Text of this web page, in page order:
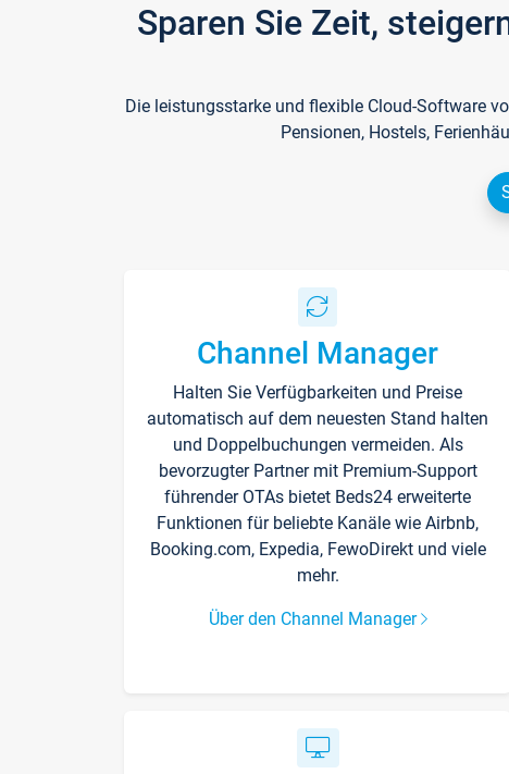
Sparen Sie Zeit,
Die leistungsstarke und flexible Cloud-Software
Pensionen, Hostels,
Channel Manager
Halten Sie Verfügbarkeiten und Preise
automatisch auf dem neuesten Stand halten
und Doppelbuchungen vermeiden. Als
bevorzugter Partner mit Premium-Support
führender OTAs bietet Beds24 erweiterte
Funktionen für beliebte Kanäle wie Airbnb,
Booking.com, Expedia, FewoDirekt und viele
mehr.
Über den Channel Manager